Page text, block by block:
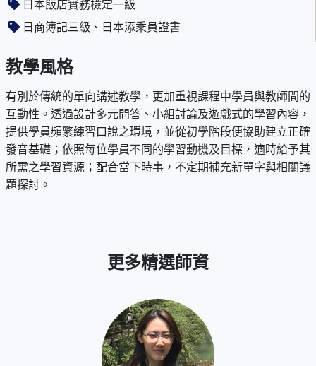
日本飯店實務檢定一級
日商簿記三級、日本添乘員證書
教學風格
有別於傳統的單向講述教學，更加重視課程中學員與教師間的
互動性。透過設計多元問答、小組討論及遊戲式的學習內容，
提供學員頻繁練習口說之環境，並從初學階段便協助建立正確
發音基礎；依照每位學員不同的學習動機及目標，適時給予其
所需之學習資源；配合當下時事，不定期補充新單字與相關議
題探討。
更多精選師資